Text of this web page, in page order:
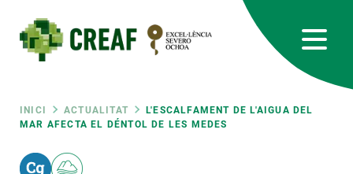
contingut
Fil
INICI ACTUALITAT
L'ESCALFAMENT DE L'AIGUA DEL
MAR AFECTA EL DÉNTOL DE LES MEDES
RRSS
Featured
INTRANET